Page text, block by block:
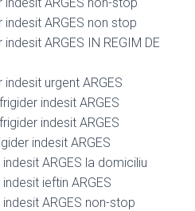
ARGES non stop
ARGES IN REGIM DE
urgent ARGES
indesit ARGES
indesit ARGES
indesit ARGES
ARGES la domiciliu
ieftin ARGES
ARGES non-stop